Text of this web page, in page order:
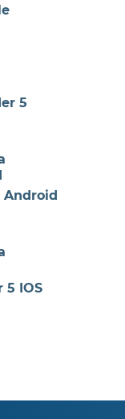
5
Android
5 IOS